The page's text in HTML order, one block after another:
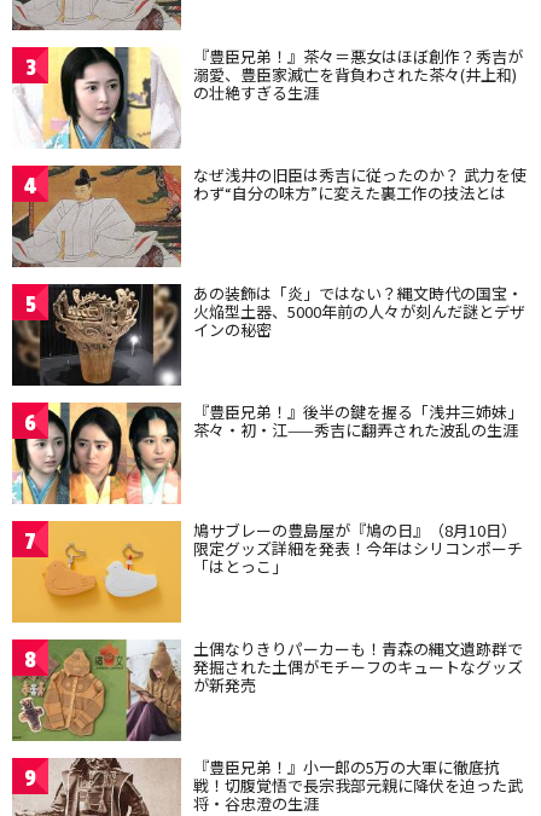
3 『豊臣兄弟！』茶々＝悪女はほぼ創作？秀吉が
溺愛、豊臣家滅亡を背負わされた茶々(井上和)
の壮絶すぎる生涯
4 なぜ浅井の旧臣は秀吉に従ったのか？ 武力を使
わず“自分の味方”に変えた裏工作の技法とは
5 あの装飾は「炎」ではない？縄文時代の国宝・
火焔型土器、5000年前の人々が刻んだ謎とデザ
インの秘密
6 『豊臣兄弟！』後半の鍵を握る「浅井三姉妹」
茶々・初・江——秀吉に翻弄された波乱の生涯
7 鳩サブレーの豊島屋が『鳩の日』（8月10日）
限定グッズ詳細を発表！今年はシリコンポーチ
「はとっこ」
8 土偶なりきりパーカーも！青森の縄文遺跡群で
発掘された土偶がモチーフのキュートなグッズ
が新発売
9 『豊臣兄弟！』小一郎の5万の大軍に徹底抗
戦！切腹覚悟で長宗我部元親に降伏を迫った武
将・谷忠澄の生涯